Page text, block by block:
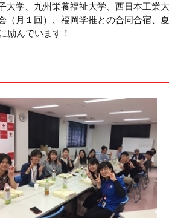
大学、九州栄養福祉大学、西日本工業大
（月１回）、福岡学推との合同合宿、夏
励んでいます！